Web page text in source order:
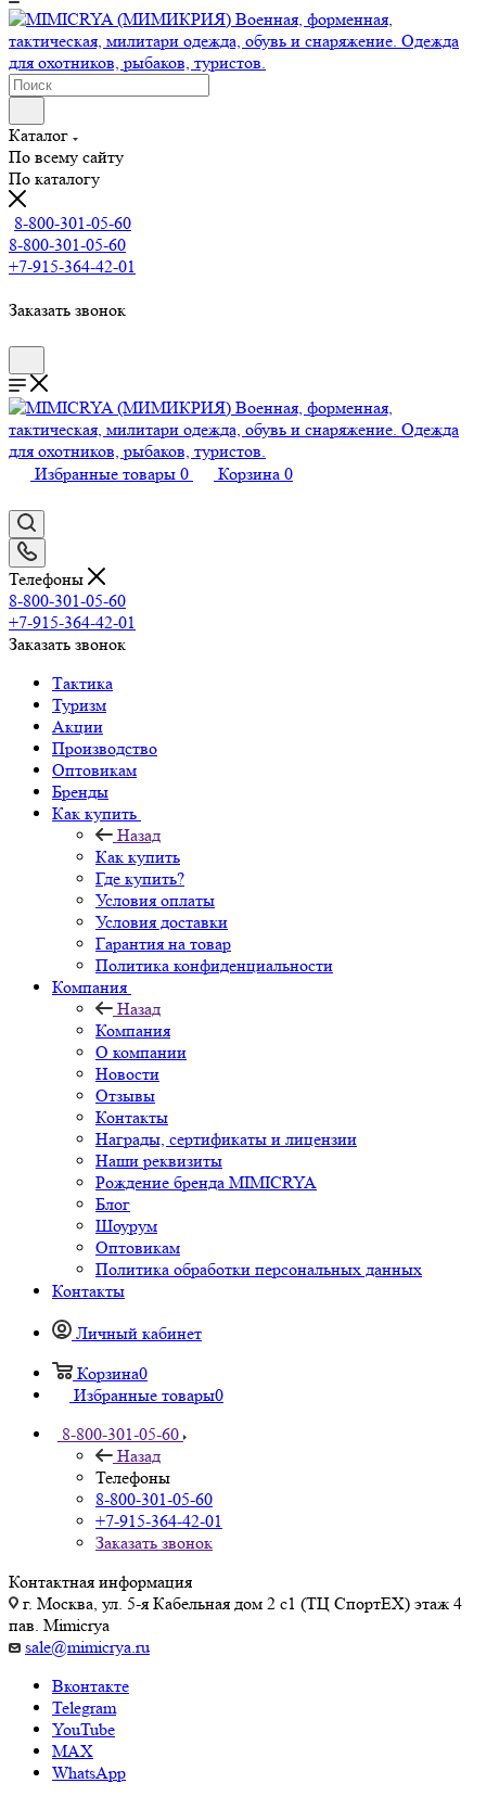
Каталог
По всему сайту
По каталогу
8-800-301-05-60
8-800-301-05-60
+7-915-364-42-01
Заказать звонок
Избранные товары 0 Корзина 0
Телефоны
8-800-301-05-60
+7-915-364-42-01
Заказать звонок
Тактика
Туризм
Акции
Производство
Оптовикам
Бренды
Как купить
Назад
Как купить
Где купить?
Условия оплаты
Условия доставки
Гарантия на товар
Политика конфиденциальности
Компания
Назад
Компания
О компании
Новости
Отзывы
Контакты
Награды, сертификаты и лицензии
Наши реквизиты
Рождение бренда MIMICRYA
Блог
Шоурум
Оптовикам
Политика обработки персональных данных
Контакты
Личный кабинет
Корзина0
Избранные товары0
8-800-301-05-60
Назад
Телефоны
8-800-301-05-60
+7-915-364-42-01
Заказать звонок
Контактная информация
г. Москва, ул. 5-я Кабельная дом 2 с1 (ТЦ СпортEX) этаж 4
пав. Mimicrya
sale@mimicrya.ru
Вконтакте
Telegram
YouTube
MAX
WhatsApp